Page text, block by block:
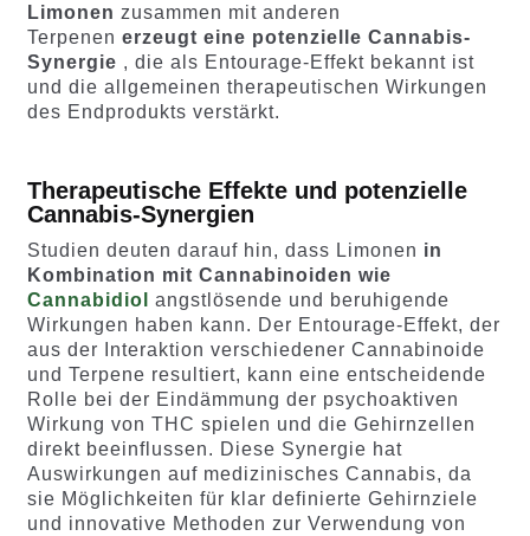
Limonen zusammen mit anderen
Terpenen erzeugt eine potenzielle Cannabis-
Synergie , die als Entourage-Effekt bekannt ist
und die allgemeinen therapeutischen Wirkungen
des Endprodukts verstärkt.
Therapeutische Effekte und potenzielle
Cannabis-Synergien
Studien deuten darauf hin, dass Limonen in
Kombination mit Cannabinoiden wie
Cannabidiol
angstlösende und beruhigende
Wirkungen haben kann. Der Entourage-Effekt, der
aus der Interaktion verschiedener Cannabinoide
und Terpene resultiert, kann eine entscheidende
Rolle bei der Eindämmung der psychoaktiven
Wirkung von THC spielen und die Gehirnzellen
direkt beeinflussen. Diese Synergie hat
Auswirkungen auf medizinisches Cannabis, da
sie Möglichkeiten für klar definierte Gehirnziele
und innovative Methoden zur Verwendung von